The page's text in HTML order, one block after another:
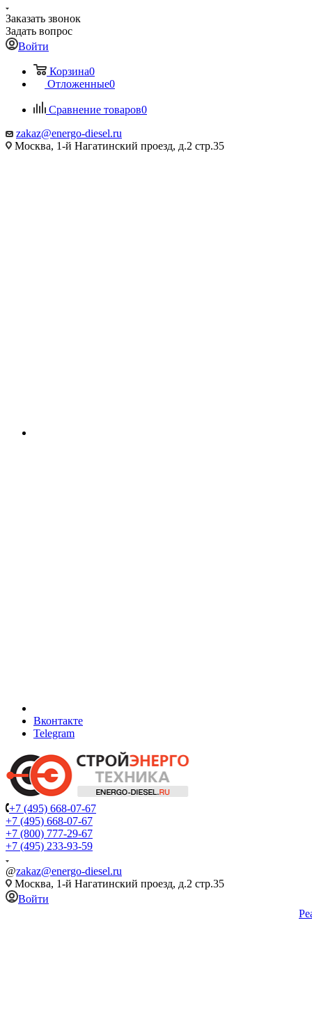
Заказать звонок
Задать вопрос
Войти
Корзина0
Отложенные0
Сравнение товаров0
zakaz@energo-diesel.ru
Москва, 1-й Нагатинский проезд, д.2 стр.35
Вконтакте
Telegram
+7 (495) 668-07-67
+7 (495) 668-07-67
+7 (800) 777-29-67
+7 (495) 233-93-59
@zakaz@energo-diesel.ru
Москва, 1-й Нагатинский проезд, д.2 стр.35
Войти